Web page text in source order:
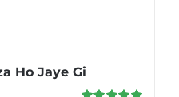
Ho Jaye Gi